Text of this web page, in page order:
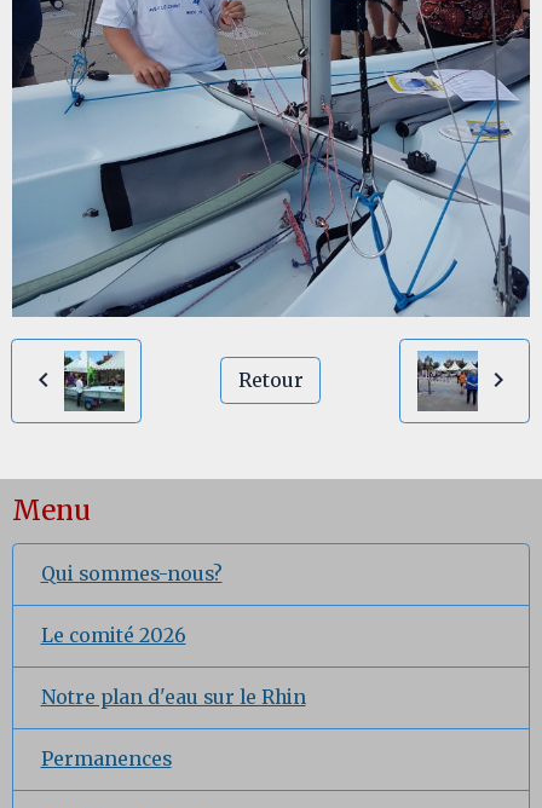
Retour
Menu
Qui sommes-nous?
Le comité 2026
Notre plan d'eau sur le Rhin
Permanences